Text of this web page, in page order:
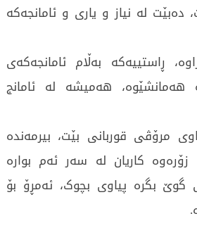
لە نیاز و یاری و ئامانجەکە
ڕاستییەکە بەڵام ئامانجەکەی
هەمانشێوە، هەمیشە لە ئامانج
مرۆڤی قوربانی بێت، بیرمەندە
زۆرەوە کاریان لە سەر ئەم بوارە
گوێ بگرە پیاوی بچوک، ئەمڕۆ بۆ